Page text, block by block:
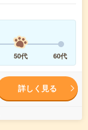
50代 60代
詳しく見る